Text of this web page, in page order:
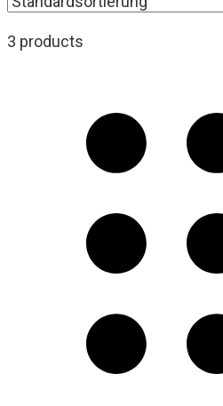
3 products